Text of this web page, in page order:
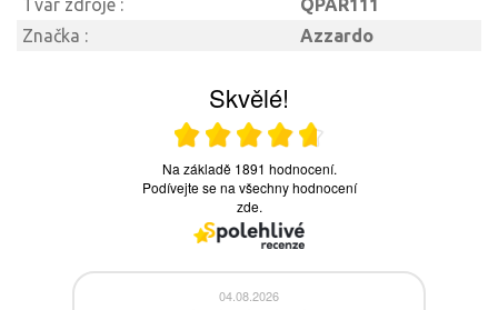
Tvar zdroje :
QPAR111
Značka :
Azzardo